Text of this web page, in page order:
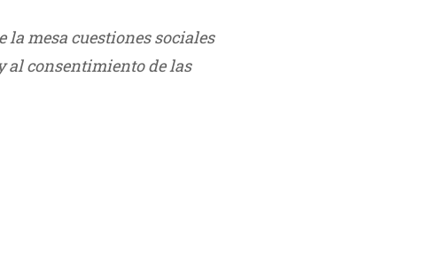
la mesa cuestiones sociales
al consentimiento de las